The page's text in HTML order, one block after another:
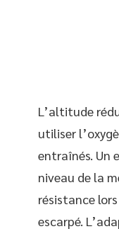
L’altitude
utiliser
entraînés. Un
niveau de la
résistance
escarpé.